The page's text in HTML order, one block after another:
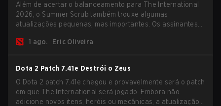
Além de acertar o balanceamento para The International
2026, o Summer Scrub também trouxe algumas
atualizações pequenas, mas importantes. Os assinantes
jogo e agora todos os jogadores podem vincular teclas de
1 ago. Eric Oliveira
Dota 2 Patch 7.41e Destrói o Zeus
O Dota 2 patch 7.41e chegou e provavelmente será o patch
em que The International será jogado. Embora não
adicione novos itens, heróis ou mecânicas, a atualização